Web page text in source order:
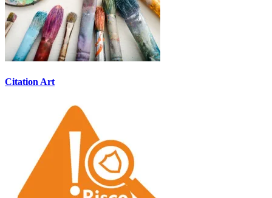
Citation Art